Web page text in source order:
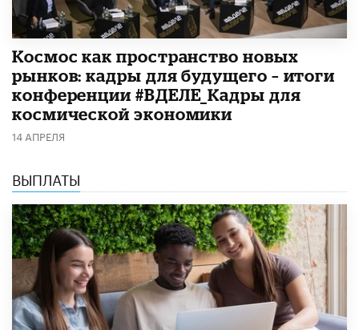
Космос как пространство новых
рынков: кадры для будущего – итоги
конференции #ВДЕЛЕ_Кадры для
космической экономики
14 АПРЕЛЯ
ВЫПЛАТЫ